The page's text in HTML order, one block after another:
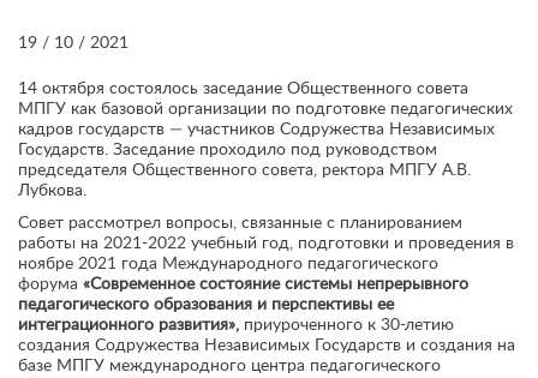
19 / 10 / 2021
14 октября состоялось заседание Общественного совета
МПГУ как базовой организации по подготовке педагогических
кадров государств — участников Содружества Независимых
Государств. Заседание проходило под руководством
председателя Общественного совета, ректора МПГУ А.В.
Лубкова.
Совет рассмотрел вопросы, связанные с планированием
работы на 2021-2022 учебный год, подготовки и проведения в
ноябре 2021 года Международного педагогического
форума «Современное состояние системы непрерывного
педагогического образования и перспективы ее
интеграционного развития», приуроченного к 30-летию
создания Содружества Независимых Государств и создания на
базе МПГУ международного центра педагогического